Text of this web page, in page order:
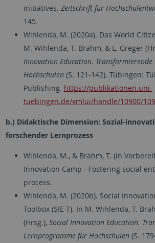
initiatives. Zeitschrift für
145.
Wihlenda, M. (2020a). Das World
M. Wihlenda, T. Brahm, & L. Greger
Innovation Education.
Hochschulen (S. 121-142). Tübingen:
Publishing. https://publikationen.uni-
tuebingen.de/xmlui/handle/10900/
b.) Didaktische Dimension: Sozial-
forschender Lernprozess
Wihlenda, M., & Brahm, T. (in
Innovation Camp - Fostering social
process.
Wihlenda, M. (2020b). Social
Toolbox (SIE-T). In M. Wihlenda, T.
(Hrsg.), Social Innovation Education.
Lernprogramme für Hochschulen (S.